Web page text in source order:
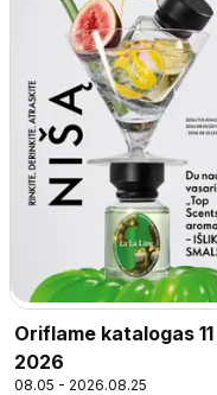
Oriflame katalogas 11
2026
08.05 - 2026.08.25